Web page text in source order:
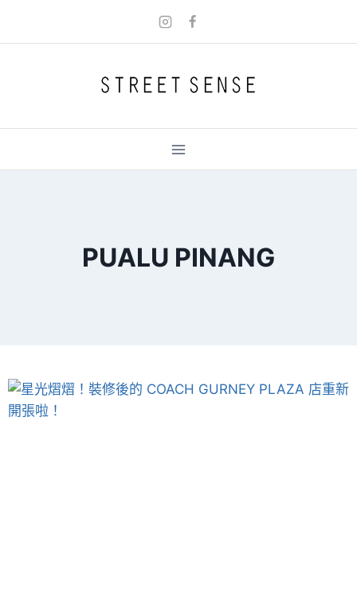
PUALU PINANG